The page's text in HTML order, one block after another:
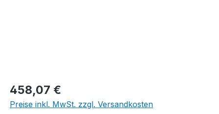
Regulärer Preis:
458,07 €
Preise inkl. MwSt. zzgl. Versandkosten